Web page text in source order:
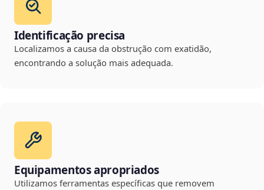
Identificação precisa
Localizamos a causa da obstrução com exatidão,
encontrando a solução mais adequada.
Equipamentos apropriados
Utilizamos ferramentas específicas que removem